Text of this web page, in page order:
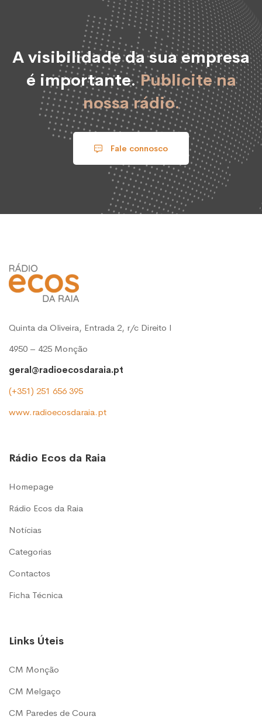
A visibilidade da sua empresa
é importante.Publicite na
nossa rádio.
Fale connosco
Quinta da Oliveira, Entrada 2, r/c Direito l
4950 – 425 Monção
geral@radioecosdaraia.pt
(+351) 251 656 395
www.radioecosdaraia.pt
Rádio Ecos da Raia
Homepage
Rádio Ecos da Raia
Notícias
Categorias
Contactos
Ficha Técnica
Links Úteis
CM Monção
CM Melgaço
CM Paredes de Coura